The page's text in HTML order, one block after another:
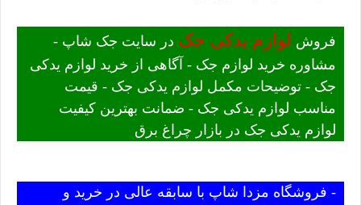
فروش لوازم یدکی جک در سایت جک شاپ -
مشاوره خرید لوازم جک - آگاهی از خرید لوازم یدکی
جک - توضیحات مکمل لوازم یدکی جک - قیمت
مناسب لوازم یدکی جک - ضمانت بهترین کیفیت
لوازم یدکی جک در بازار چراغ برق
- فروشگاه مزدا شاپ با سابقه عالی در خرید و